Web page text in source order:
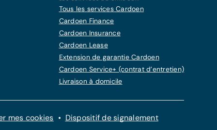
Tous les services Cardoen
Cardoen Finance
Cardoen Insurance
Cardoen Lease
Extension de garantie Cardoen
Cardoen Service+ (contrat d’entretien)
Livraison à domicile
mes cookies
Dispositif de signalement